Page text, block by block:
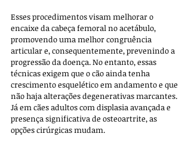
Esses procedimentos visam melhorar o
encaixe da cabeça femoral no acetábulo,
promovendo uma melhor congruência
articular e, consequentemente, prevenindo a
progressão da doença. No entanto, essas
técnicas exigem que o cão ainda tenha
crescimento esquelético em andamento e que
não haja alterações degenerativas marcantes.
Já em cães adultos com displasia avançada e
presença significativa de osteoartrite, as
opções cirúrgicas mudam.